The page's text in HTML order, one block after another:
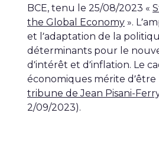
BCE, tenu le 25/08/2023 «
the Global Economy ».
et l’adaptation de la
déterminants pour le
d’intérêt et d’inflation. Le
économiques mérite
tribune de Jean Pisani-
2/09/2023).